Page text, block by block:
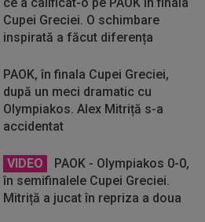
Cupei Greciei. O schimbare
inspirată a făcut diferența
PAOK, în finala Cupei Greciei,
după un meci dramatic cu
Olympiakos. Alex Mitriță s-a
accidentat
VIDEO
PAOK - Olympiakos 0-0,
în semifinalele Cupei Greciei.
Mitriță a jucat în repriza a doua